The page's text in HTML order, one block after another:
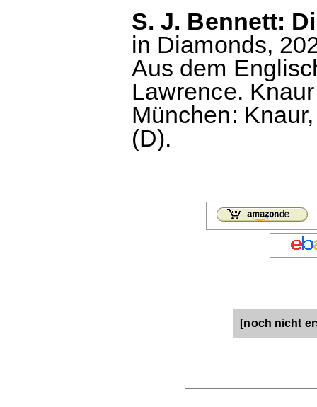
S. J. Bennett:
in Diamonds,
Aus dem
Lawrence.
München:
(D).
[noch nicht